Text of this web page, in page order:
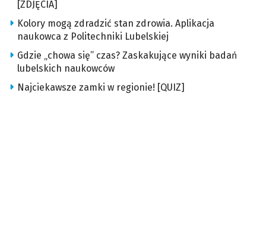
[ZDJĘCIA]
Kolory mogą zdradzić stan zdrowia. Aplikacja
naukowca z Politechniki Lubelskiej
Gdzie „chowa się” czas? Zaskakujące wyniki badań
lubelskich naukowców
Najciekawsze zamki w regionie! [QUIZ]